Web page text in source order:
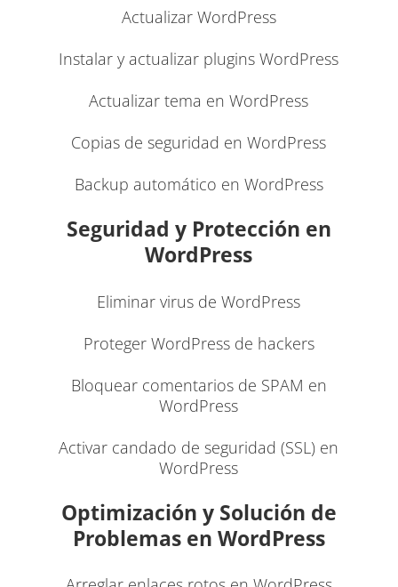
Actualizar WordPress
Instalar y actualizar plugins WordPress
Actualizar tema en WordPress
Copias de seguridad en WordPress
Backup automático en WordPress
Seguridad y Protección en
WordPress
Eliminar virus de WordPress
Proteger WordPress de hackers
Bloquear comentarios de SPAM en
WordPress
Activar candado de seguridad (SSL) en
WordPress
Optimización y Solución de
Problemas en WordPress